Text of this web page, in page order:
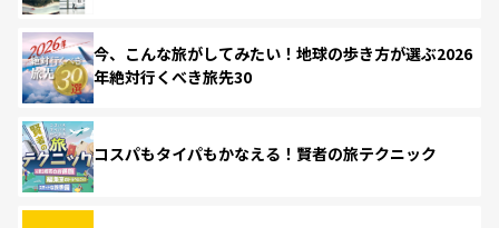
今、こんな旅がしてみたい！地球の歩き方が選ぶ2026
年絶対行くべき旅先30
コスパもタイパもかなえる！賢者の旅テクニック